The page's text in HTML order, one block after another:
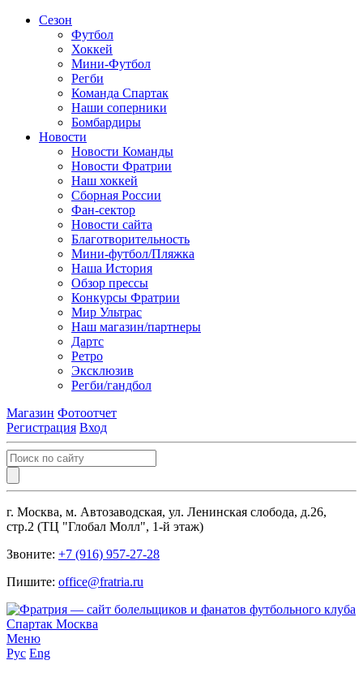
Сезон
Футбол
Хоккей
Мини-Футбол
Регби
Команда Спартак
Наши соперники
Бомбардиры
Новости
Новости Команды
Новости Фратрии
Наш хоккей
Сборная России
Фан-cектор
Новости сайта
Благотворительность
Мини-футбол/Пляжка
Наша История
Обзор прессы
Конкурсы Фратрии
Мир Ультрас
Наш магазин/партнеры
Дартс
Ретро
Эксклюзив
Регби/гандбол
Магазин Фотоотчет
Регистрация Вход
г. Москва, м. Автозаводская, ул. Ленинская слобода, д.26,
стр.2 (ТЦ "Глобал Молл", 1-й этаж)
Звоните: +7 (916) 957-27-28
Пишите: office@fratria.ru
Меню
Рус Eng